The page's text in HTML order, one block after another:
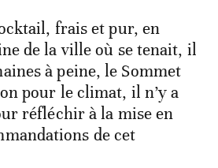
frais et pur, en
de la ville où se tenait, il
à peine, le Sommet
pour le climat, il n’y a
réfléchir à la mise en
de cet